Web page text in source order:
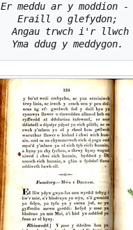
Er meddu ar y moddion
Eraill o glefydon;
Angau trwch i'r llwch
Yma ddug y meddygon.